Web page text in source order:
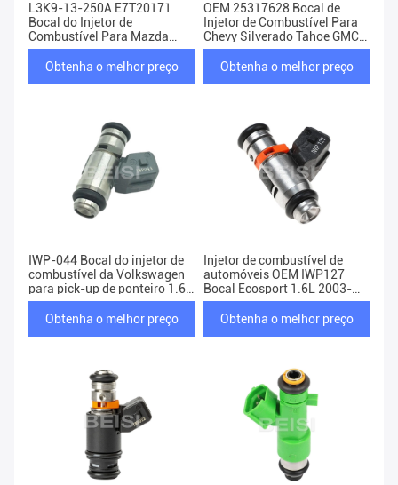
L3K9-13-250A E7T20171
Bocal do Injetor de
Combustível Para Mazda
Speed 3 6 CX-7 Turbo 2.3L
Obtenha o melhor preço
OEM 25317628 Bocal de
Injetor de Combustível Para
Chevy Silverado Tahoe GMC
4.8L 5.3L 6.0L
Obtenha o melhor preço
IWP-044 Bocal do injetor de
combustível da Volkswagen
para pick-up de ponteiro 1.6L
1.8L 1998-2004 IWP044
Obtenha o melhor preço
Injetor de combustível de
automóveis OEM IWP127
Bocal Ecosport 1.6L 2003-
2006 Ford Fiesta Injetor de
combustível
Obtenha o melhor preço